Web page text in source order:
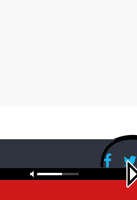
Copyright © 2026